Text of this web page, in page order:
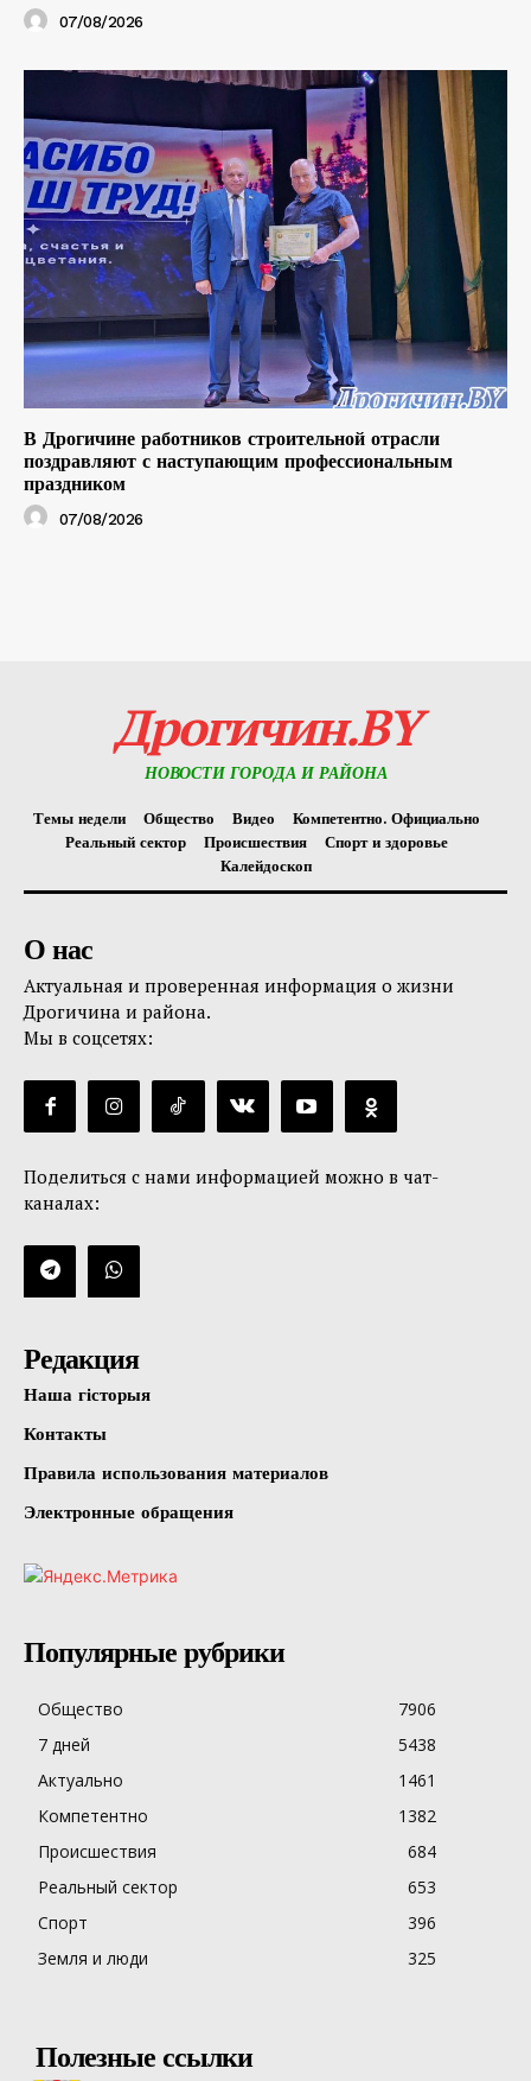
07/08/2026
В Дрогичине работников строительной отрасли
поздравляют с наступающим профессиональным
праздником
07/08/2026
Дрогичин.BY
НОВОСТИ ГОРОДА И РАЙОНА
Темы недели Общество Видео
Компетентно. Официально
Реальный сектор
Происшествия
Спорт и здоровье
Калейдоскоп
О нас
Актуальная и проверенная информация о жизни
Дрогичина и района.
Мы в соцсетях:
Поделиться с нами информацией можно в чат-
каналах:
Редакция
Наша гісторыя
Контакты
Правила использования материалов
Электронные обращения
Популярные рубрики
Общество
7906
7 дней
5438
Актуально
1461
Компетентно
1382
Происшествия
684
Реальный сектор
653
Спорт
396
Земля и люди
325
Полезные ссылки